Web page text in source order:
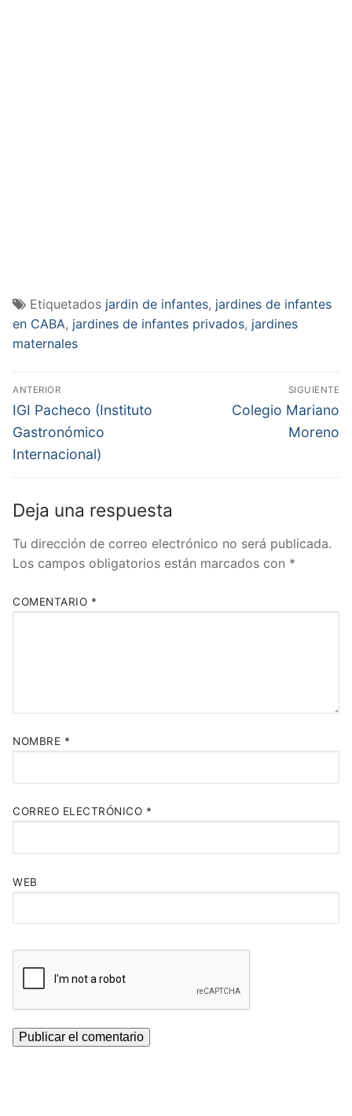
Etiquetados jardin de infantes, jardines de infantes
en CABA, jardines de infantes privados, jardines
maternales
Navegación
de
entradas
ANTERIOR
Entrada
anterior:
IGI Pacheco (Instituto
Gastronómico
Internacional)
SIGUIENTE
Entrada
Colegio Mariano
Moreno
Deja una respuesta
Tu dirección de correo electrónico no será publicada.
Los campos obligatorios están marcados con *
COMENTARIO *
NOMBRE *
CORREO ELECTRÓNICO *
WEB